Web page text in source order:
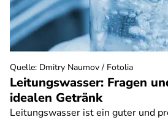
Leitungswasser: Fragen
idealen Getränk
Leitungswasser ist ein guter und
Quelle: Dmitry Naumov / Fotolia